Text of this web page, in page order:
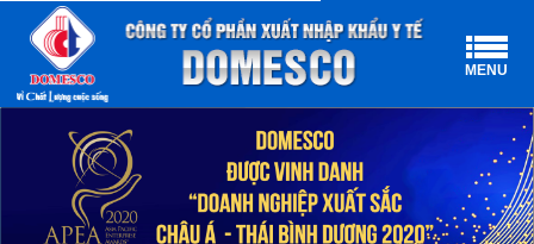
MENU